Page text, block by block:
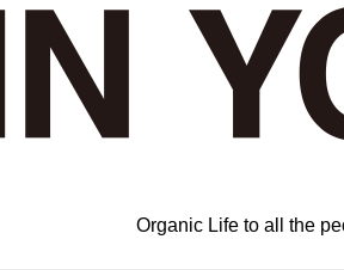
Organic Life to all the